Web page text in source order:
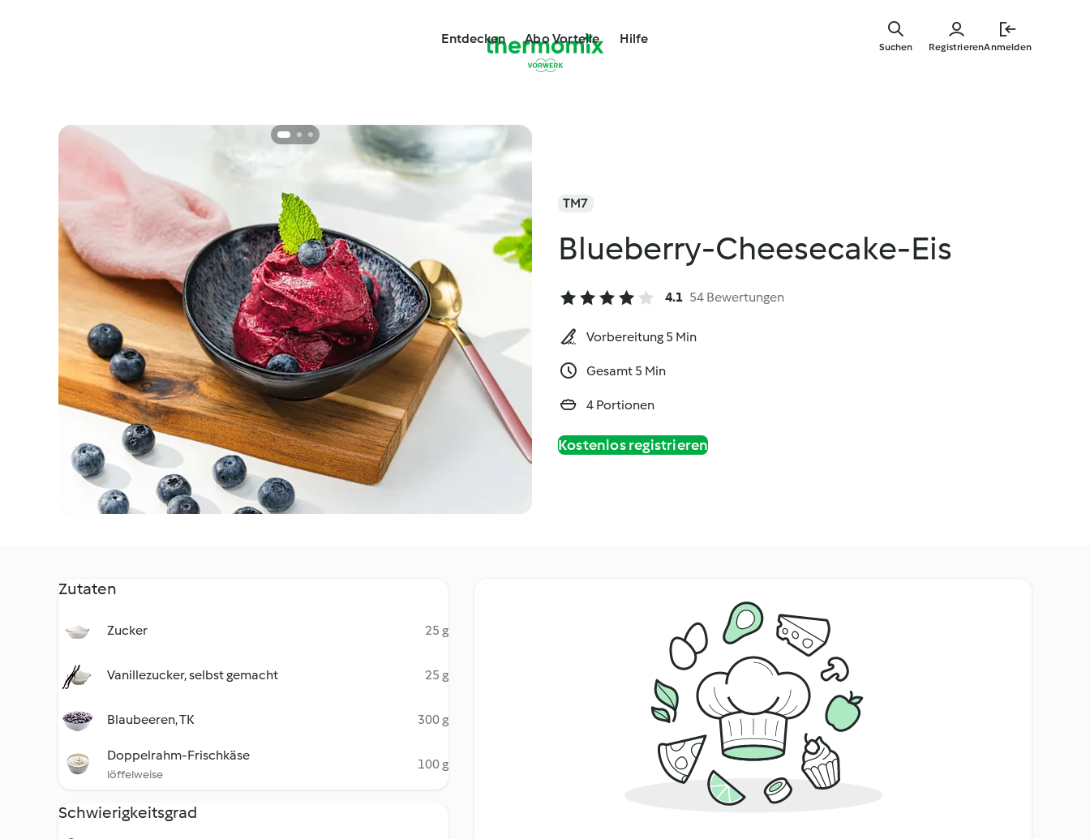
springen
Entdecken Abo Vorteile Hilfe
RegistrierenAnmelden
Suchen
TM7
Blueberry-Cheesecake-Eis
4.1 54 Bewertungen
Vorbereitung 5 Min
Gesamt 5 Min
4 Portionen
Kostenlos registrieren
Zutaten
Zucker 25 g
Vanillezucker, selbst gemacht 25 g
Blaubeeren, TK 300 g
Doppelrahm-Frischkäse
löf­fel­wei­se
100 g
Schwierigkeitsgrad